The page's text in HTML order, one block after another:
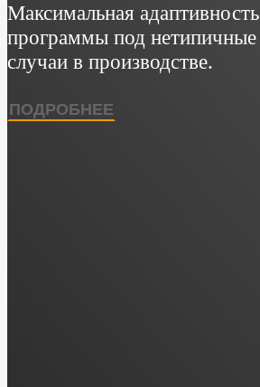
Максимальная адаптивность
программы под нетипичные
случаи в производстве.
ПОДРОБНЕЕ